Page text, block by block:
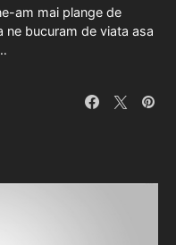
am mai plange de
ne bucuram de viata asa